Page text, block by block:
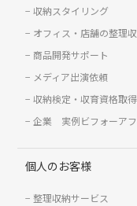
収納スタイリング
オフィス・店舗の整理
商品開発サポート
メディア出演依頼
収納検定・収育資格取得
企業 実例ビフォーア
個人のお客様
整理収納サービス